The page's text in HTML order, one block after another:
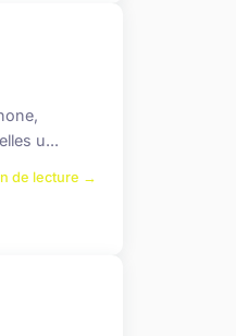
u...
de lecture →